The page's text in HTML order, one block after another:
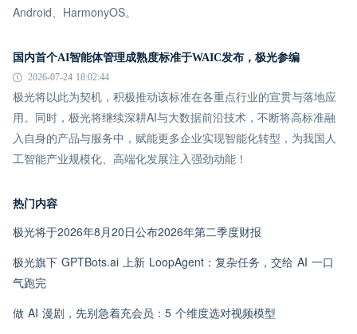
Android、HarmonyOS。
国内首个AI智能体管理成熟度标准于WAIC发布，极光参编
2026-07-24 18:02:44
极光将以此为契机，积极推动该标准在各重点行业的宣贯与落地应
用。同时，极光将继续深耕AI与大数据前沿技术，不断将高标准融
入自身的产品与服务中，赋能更多企业实现智能化转型，为我国人
工智能产业规模化、高端化发展注入强劲动能！
热门内容
极光将于2026年8月20日公布2026年第二季度财报
极光旗下 GPTBots.ai 上新 LoopAgent：复杂任务，交给 AI 一口
气跑完
做 AI 漫剧，先别急着充会员：5 个维度选对视频模型